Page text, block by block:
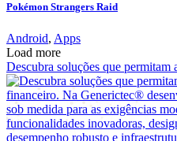
Pokémon Strangers Raid
Android, Apps
Load more
Descubra soluções que permitam